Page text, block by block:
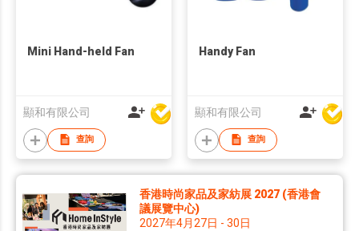
Mini Hand-held Fan
顯和有限公司
查詢
Handy Fan
顯和有限公司
查詢
香港時尚家品及家紡展 2027 (香港會
議展覽中心)
2027年4月27日 - 30日